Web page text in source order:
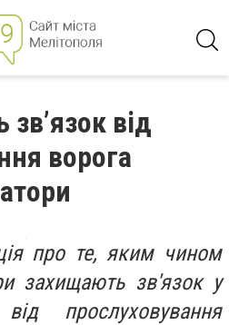
від
ворога
про те, яким чином
захищають зв'язок у
прослуховування